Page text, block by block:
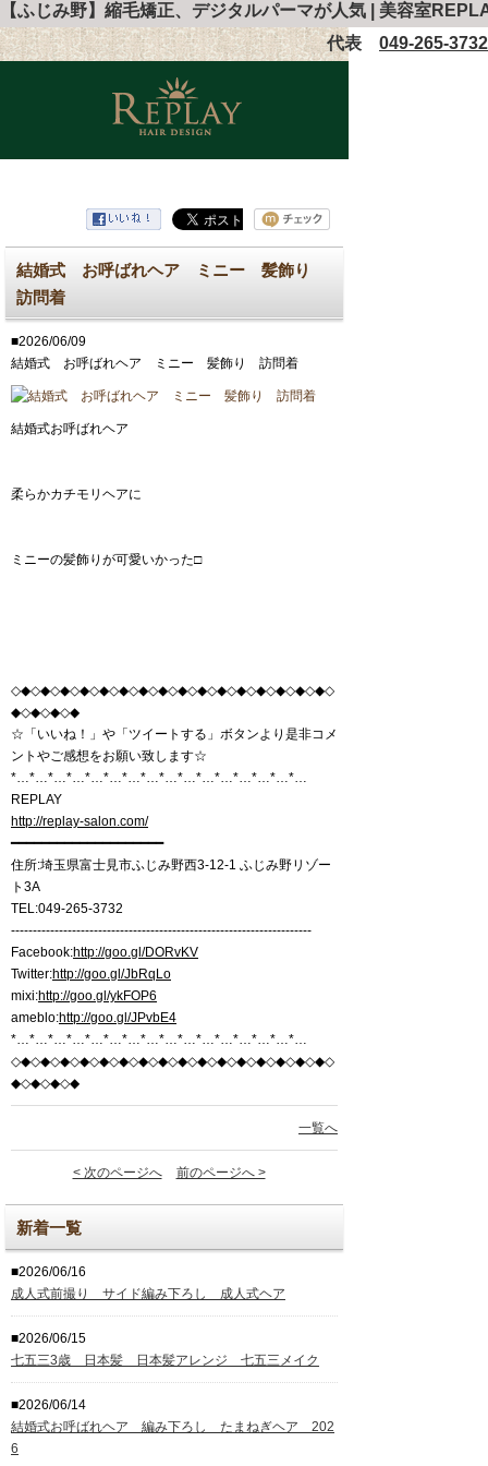
【ふじみ野】縮毛矯正、デジタルパーマが人気 | 美容室
代表 049-265-3732
結婚式 お呼ばれヘア ミニー 髪飾り
訪問着
■2026/06/09
結婚式 お呼ばれヘア ミニー 髪飾り 訪問着
結婚式お呼ばれヘア
柔らかカチモリヘアに
ミニーの髪飾りが可愛いかった□
◇◆◇◆◇◆◇◆◇◆◇◆◇◆◇◆◇◆◇◆◇◆◇◆◇◆◇◆◇◆◇◆◇
◆◇◆◇◆◇◆
☆「いいね！」や「ツイートする」ボタンより是非コメ
ントやご感想をお願い致します☆
*…*…*…*…*…*…*…*…*…*…*…*…*…*…*…*…
REPLAY
http://replay-salon.com/
━━━━━━━━━━━━━━━━━━━━
住所:埼玉県富士見市ふじみ野西3-12-1 ふじみ野リゾー
ト3A
TEL:049-265-3732
---------------------------------------------------------------------
Facebook:http://goo.gl/DORvKV
Twitter:http://goo.gl/JbRqLo
mixi:http://goo.gl/ykFOP6
ameblo:http://goo.gl/JPvbE4
*…*…*…*…*…*…*…*…*…*…*…*…*…*…*…*…
◇◆◇◆◇◆◇◆◇◆◇◆◇◆◇◆◇◆◇◆◇◆◇◆◇◆◇◆◇◆◇◆◇
◆◇◆◇◆◇◆
一覧へ
< 次のページへ 前のページへ >
新着一覧
■2026/06/16
成人式前撮り サイド編み下ろし 成人式ヘア
■2026/06/15
七五三3歳 日本髪 日本髪アレンジ 七五三メイク
■2026/06/14
結婚式お呼ばれヘア 編み下ろし たまねぎヘア 202
6